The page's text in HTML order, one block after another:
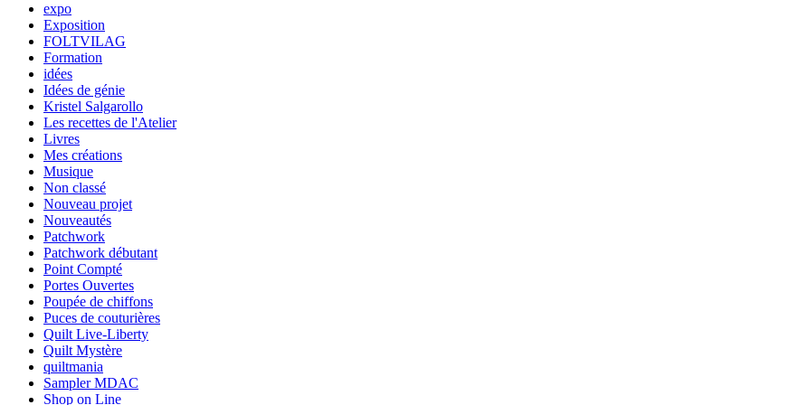
expo
Exposition
FOLTVILAG
Formation
idées
Idées de génie
Kristel Salgarollo
Les recettes de l'Atelier
Livres
Mes créations
Musique
Non classé
Nouveau projet
Nouveautés
Patchwork
Patchwork débutant
Point Compté
Portes Ouvertes
Poupée de chiffons
Puces de couturières
Quilt Live-Liberty
Quilt Mystère
quiltmania
Sampler MDAC
Shop on Line